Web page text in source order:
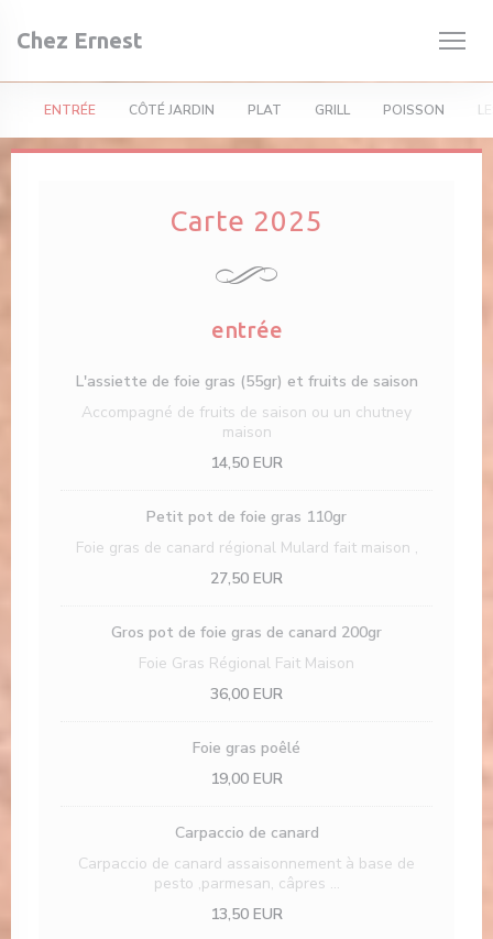
Chez Ernest
Carte 2025
entrée
L'assiette de foie gras (55gr) et fruits de saison
Accompagné de fruits de saison ou un chutney
maison
14,50 EUR
Petit pot de foie gras 110gr
Foie gras de canard régional Mulard fait maison ,
27,50 EUR
Gros pot de foie gras de canard 200gr
Foie Gras Régional Fait Maison
36,00 EUR
Foie gras poêlé
19,00 EUR
Carpaccio de canard
Carpaccio de canard assaisonnement à base de
pesto ,parmesan, câpres ...
13,50 EUR
ENTRÉE CÔTÉ JARDIN PLAT GRILL POISSON